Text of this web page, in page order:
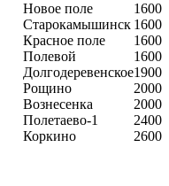
Новое поле
1600
Старокамышинск 1600
Красное поле
1600
Полевой
1600
Долгодеревенское1900
Рощино
2000
Вознесенка
2000
Полетаево-1
2400
Коркино
2600